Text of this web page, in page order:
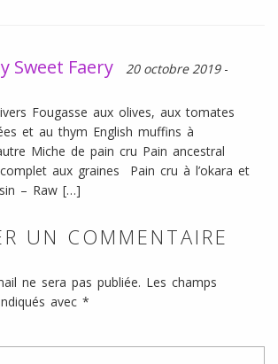
Sweet Faery 20 octobre 2019 -
Fougasse aux olives, aux tomates
et au thym English muffins à
Miche de pain cru Pain ancestral
aux graines Pain cru à l’okara et
– Raw […]
UN COMMENTAIRE
ne sera pas publiée. Les champs
avec *